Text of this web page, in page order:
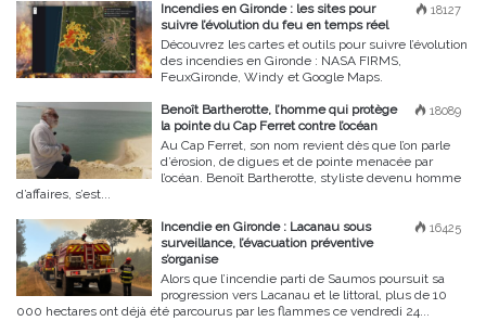
18127
Incendies en Gironde : les sites pour
suivre l’évolution du feu en temps réel
Découvrez les cartes et outils pour suivre l’évolution
des incendies en Gironde : NASA FIRMS,
FeuxGironde, Windy et Google Maps.
18089
Benoît Bartherotte, l’homme qui protège
la pointe du Cap Ferret contre l’océan
Au Cap Ferret, son nom revient dès que l’on parle
d’érosion, de digues et de pointe menacée par
l’océan. Benoît Bartherotte, styliste devenu homme
d’affaires, s’est...
16425
Incendie en Gironde : Lacanau sous
surveillance, l’évacuation préventive
s’organise
Alors que l’incendie parti de Saumos poursuit sa
progression vers Lacanau et le littoral, plus de 10
000 hectares ont déjà été parcourus par les flammes ce vendredi 24...